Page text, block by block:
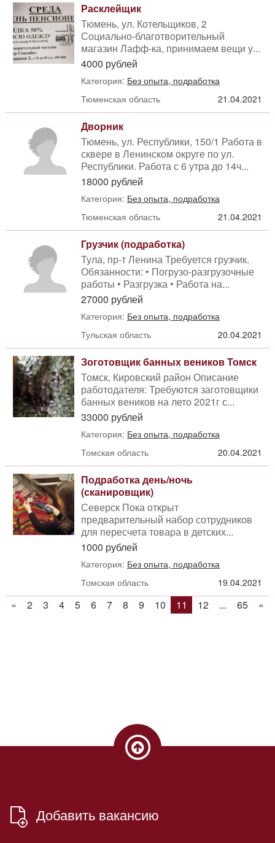
Расклейщик
Тюмень, ул. Котельщиков, 2
Социально-благотворительный
магазин Лафф-ка, принимаем вещи у...
4000 рублей
Категория: Без опыта, подработка
Тюменская область
21.04.2021
Дворник
Тюмень, ул. Республики, 150/1 Работа в
сквере в Ленинском округе по ул.
Республики. Работа с 6 утра до 14ч...
18000 рублей
Категория: Без опыта, подработка
Тюменская область
21.04.2021
Грузчик (подработка)
Тула, пр-т Ленина Требуется грузчик.
Обязанности: • Погрузо-разгрузочные
работы • Разгрузка • Работа на...
27000 рублей
Категория: Без опыта, подработка
Тульская область
20.04.2021
Зоготовщик банных веников Томск
Томск, Кировский район Описание
работодателя: Требуются заготовщики
банных веников на лето 2021г с...
33000 рублей
Категория: Без опыта, подработка
Томская область
20.04.2021
Подработка день/ночь
(сканировщик)
Северск Пока открыт
предварительный набор сотрудников
для пересчета товара в детских...
1000 рублей
Категория: Без опыта, подработка
Томская область
19.04.2021
« 2 3 4 5 6 7 8 9 10 11 12 ... 65 »
Добавить вакансию